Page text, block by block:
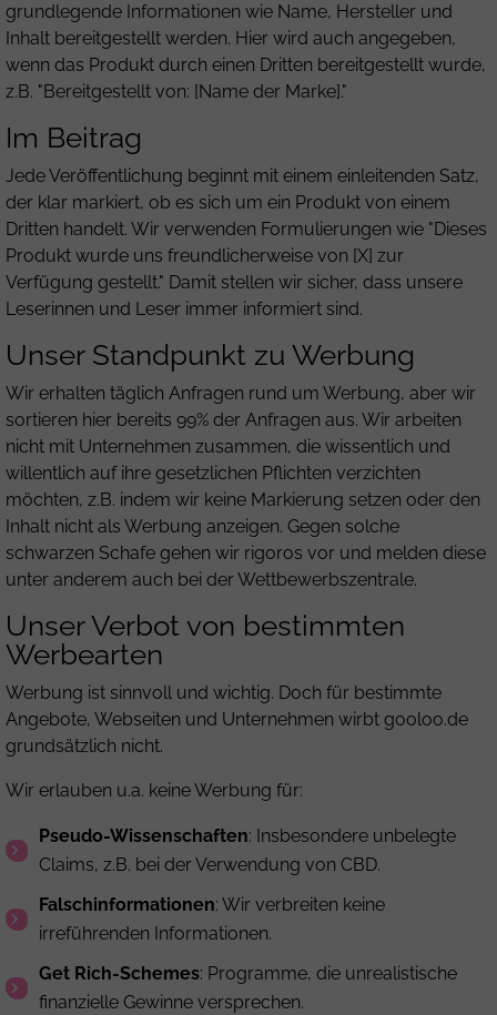
grundlegende Informationen wie Name, Hersteller und
Inhalt bereitgestellt werden. Hier wird auch angegeben,
wenn das Produkt durch einen Dritten bereitgestellt wurde,
z.B. "Bereitgestellt von: [Name der Marke]."
Im Beitrag
Jede Veröffentlichung beginnt mit einem einleitenden Satz,
der klar markiert, ob es sich um ein Produkt von einem
Dritten handelt. Wir verwenden Formulierungen wie "Dieses
Produkt wurde uns freundlicherweise von [X] zur
Verfügung gestellt." Damit stellen wir sicher, dass unsere
Leserinnen und Leser immer informiert sind.
Unser Standpunkt zu Werbung
Wir erhalten täglich Anfragen rund um Werbung, aber wir
sortieren hier bereits 99% der Anfragen aus. Wir arbeiten
nicht mit Unternehmen zusammen, die wissentlich und
willentlich auf ihre gesetzlichen Pflichten verzichten
möchten, z.B. indem wir keine Markierung setzen oder den
Inhalt nicht als Werbung anzeigen. Gegen solche
schwarzen Schafe gehen wir rigoros vor und melden diese
unter anderem auch bei der Wettbewerbszentrale.
Unser Verbot von bestimmten
Werbearten
Werbung ist sinnvoll und wichtig. Doch für bestimmte
Angebote, Webseiten und Unternehmen wirbt gooloo.de
grundsätzlich nicht.
Wir erlauben u.a. keine Werbung für:
Pseudo-Wissenschaften: Insbesondere unbelegte
Claims, z.B. bei der Verwendung von CBD.
Falschinformationen: Wir verbreiten keine
irreführenden Informationen.
Get Rich-Schemes: Programme, die unrealistische
finanzielle Gewinne versprechen.